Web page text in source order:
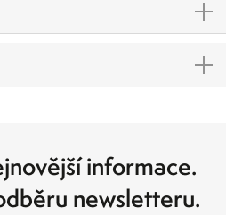
informace.
newsletteru.